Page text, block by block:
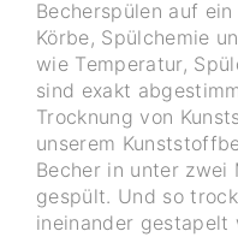
Becherspülen auf
Körbe, Spülchemie
wie Temperatur,
sind exakt
Trocknung von
unserem
Becher in unter zwei
gespült. Und so
ineinander gestapelt